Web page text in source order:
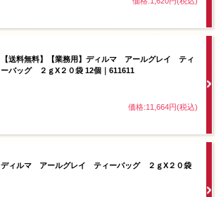
【送料無料】【業務用】ディルマ アールグレイ ティ
ーバッグ ２ｇX２０袋 12個｜611611
価格:11,664円(税込)
ディルマ アールグレイ ティーバッグ ２ｇX２０袋